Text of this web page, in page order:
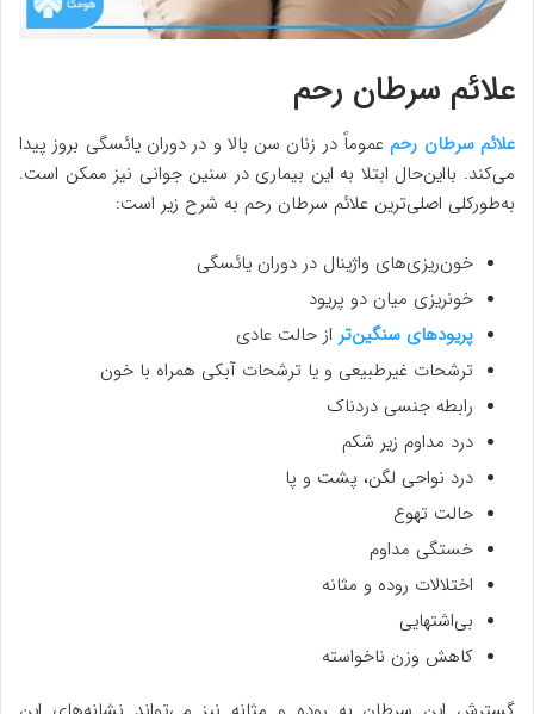
علائم سرطان رحم
علائم سرطان رحمعموماً در زنان سن بالا و در دوران یائسگی بروز پیدا
می‌کند. بااین‌حال ابتلا به این بیماری در سنین جوانی نیز ممکن است.
به‌طورکلی اصلی‌ترین علائم سرطان رحم به شرح زیر است:
خون‌ریزی‌های واژینال در دوران یائسگی
خونریزی میان دو پریود
پریودهای سنگین‌تر از حالت عادی
ترشحات غیرطبیعی و یا ترشحات آبکی همراه با خون
رابطه جنسی دردناک
درد مداوم زیر شکم
درد نواحی لگن، پشت و پا
حالت تهوع
خستگی مداوم
اختلالات روده و مثانه
بی‌اشتهایی
کاهش وزن ناخواسته